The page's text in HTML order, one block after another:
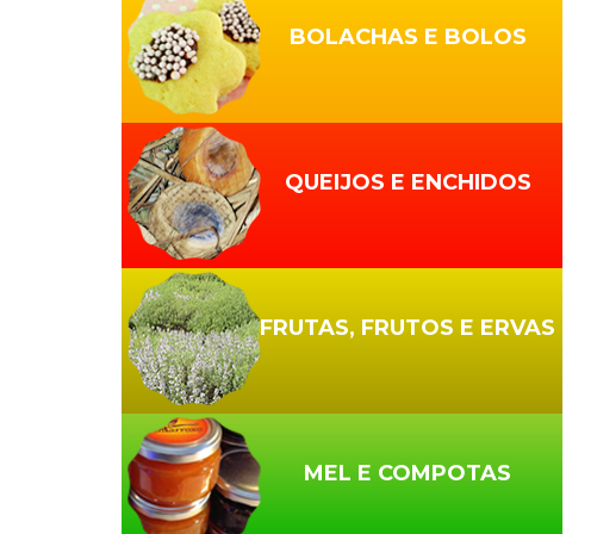
BOLACHAS E BOLOS
QUEIJOS E ENCHIDOS
FRUTAS, FRUTOS E ERVAS
MEL E COMPOTAS